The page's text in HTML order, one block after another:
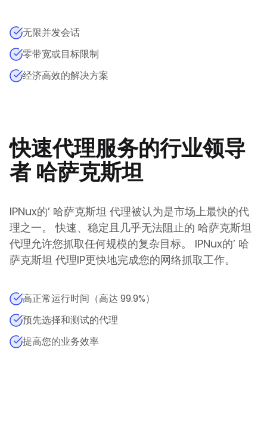
无限并发会话
零带宽或目标限制
经济高效的解决方案
快速代理服务的行业领导
者哈萨克斯坦
IPNux的’ 哈萨克斯坦 代理被认为是市场上最快的代
理之一。 快速、稳定且几乎无法阻止的 哈萨克斯坦
代理允许您抓取任何规模的复杂目标。
IPNux的’ 哈
萨克斯坦 代理IP更快地完成您的网络抓取工作。
高正常运行时间（高达 99.9%）
预先选择和测试的代理
提高您的业务效率